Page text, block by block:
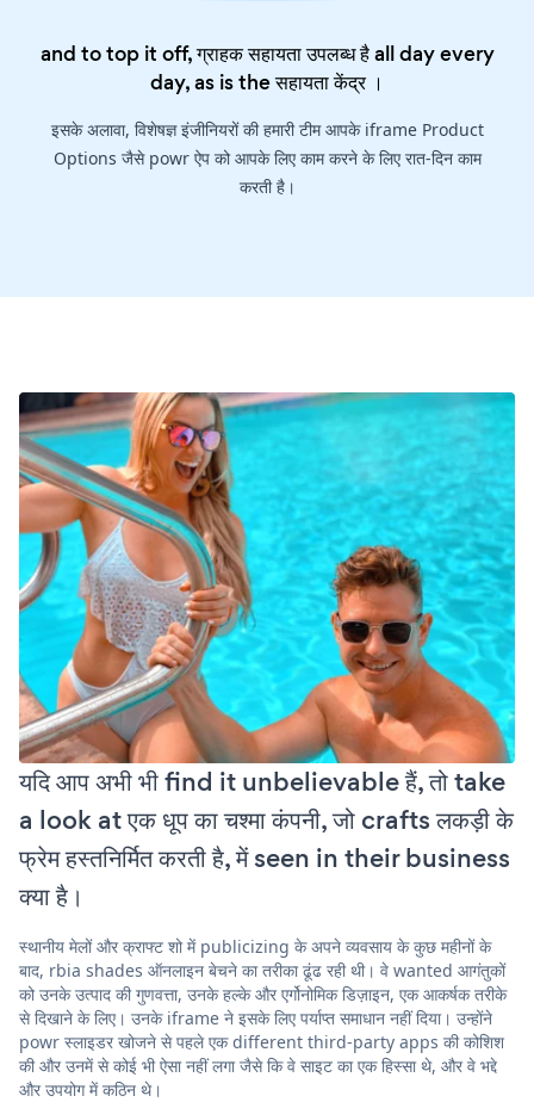
and to top it off, ग्राहक सहायता उपलब्ध है all day every
day, as is theसहायता केंद्र।
इसके अलावा, विशेषज्ञ इंजीनियरों की हमारी टीम आपके iframe Product
Options जैसे powr ऐप को आपके लिए काम करने के लिए रात-दिन काम
करती है।
यदि आप अभी भी find it unbelievable हैं, तो take
a look at एक धूप का चश्मा कंपनी, जो crafts लकड़ी के
फ्रेम हस्तनिर्मित करती है, में seen in their business
क्या है।
स्थानीय मेलों और क्राफ्ट शो में publicizing के अपने व्यवसाय के कुछ महीनों के
बाद, rbia shades ऑनलाइन बेचने का तरीका ढूंढ रही थी। वे wanted आगंतुकों
को उनके उत्पाद की गुणवत्ता, उनके हल्के और एर्गोनोमिक डिज़ाइन, एक आकर्षक तरीके
से दिखाने के लिए। उनके iframe ने इसके लिए पर्याप्त समाधान नहीं दिया। उन्होंने
powr स्लाइडर खोजने से पहले एक different third-party apps की कोशिश
की और उनमें से कोई भी ऐसा नहीं लगा जैसे कि वे साइट का एक हिस्सा थे, और वे भद्दे
और उपयोग में कठिन थे।